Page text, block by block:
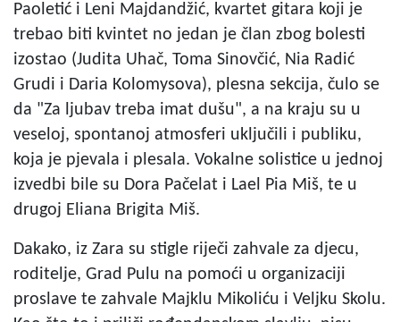
Paoletić i Leni Majdandžić, kvartet gitara koji je
trebao biti kvintet no jedan je član zbog bolesti
izostao (Judita Uhač, Toma Sinovčić, Nia Radić
Grudi i Daria Kolomysova), plesna sekcija, čulo se
da "Za ljubav treba imat dušu", a na kraju su u
veseloj, spontanoj atmosferi uključili i publiku,
koja je pjevala i plesala. Vokalne solistice u jednoj
izvedbi bile su Dora Pačelat i Lael Pia Miš, te u
drugoj Eliana Brigita Miš.
Dakako, iz Zara su stigle riječi zahvale za djecu,
roditelje, Grad Pulu na pomoći u organizaciji
proslave te zahvale Majklu Mikoliću i Veljku Skolu.